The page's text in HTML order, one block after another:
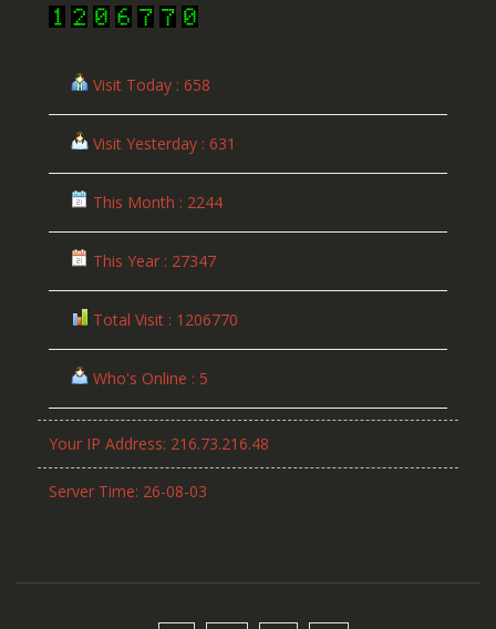
Visit Today : 658
Visit Yesterday : 631
This Month : 2244
This Year : 27347
Total Visit : 1206770
Who's Online : 5
Your IP Address: 216.73.216.48
Server Time: 26-08-03